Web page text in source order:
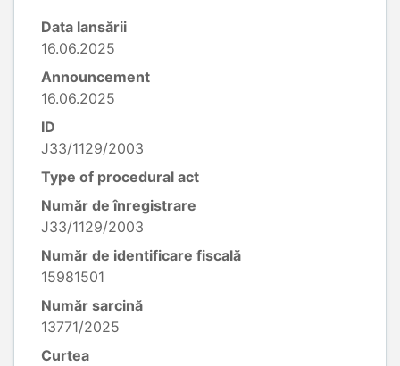
Data lansării
16.06.2025
Announcement
16.06.2025
ID
J33/1129/2003
Type of procedural act
Număr de înregistrare
J33/1129/2003
Număr de identificare fiscală
15981501
Număr sarcină
13771/2025
Curtea